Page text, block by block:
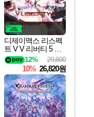
디제이맥스 리스펙
트 V V 리버티 5 팩
DJMAX RESPECT
V V Liberty 5 Pack D
LC
29,800
12%
10% 26,820원